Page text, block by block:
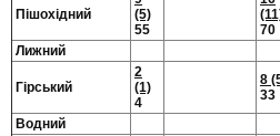
Пішохідний
(5)
55
70
Лижний
Гірський
2
(1)
4
8
33
Водний